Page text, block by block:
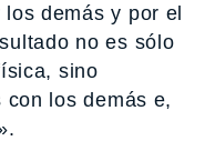
demás y por el
no es sólo
sino
los demás e,